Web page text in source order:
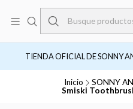
TIENDA OFICIAL DE SONNY
Inicio SONNY
Smiski